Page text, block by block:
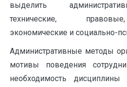
выделить
технические,
экономические и социально-
Административные методы
мотивы поведения
необходимость